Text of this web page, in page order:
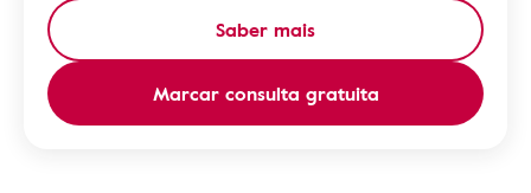
Saber mais
Marcar consulta gratuita